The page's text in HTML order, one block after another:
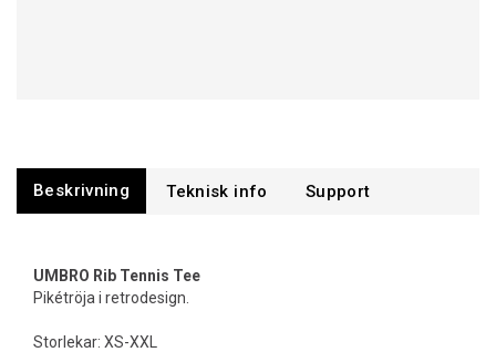
Beskrivning Support
UMBRO Rib Tennis Tee
Pikétröja i retrodesign.
Storlekar: XS-XXL